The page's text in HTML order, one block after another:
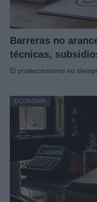
Barreras no
técnicas,
El proteccionismo no
ECONOMÍA